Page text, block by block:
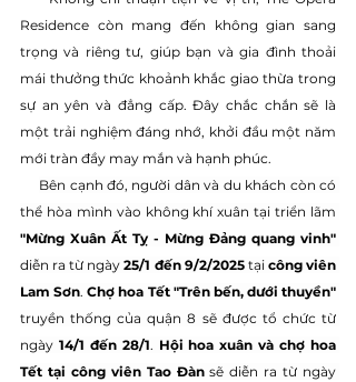
Residence còn mang đến không gian sang
trọng và riêng tư, giúp bạn và gia đình thoải
mái thưởng thức khoảnh khắc giao thừa trong
sự an yên và đẳng cấp. Đây chắc chắn sẽ là
một trải nghiệm đáng nhớ, khởi đầu một năm
mới tràn đầy may mắn và hạnh phúc.
Bên cạnh đó, người dân và du khách còn có
"Mừng Xuân Ất Tỵ - Mừng Đảng quang vinh"
diễn ra từ ngày 25/1 đến 9/2/2025 tại công viên
Lam Sơn.
truyền thống của quận 8 sẽ được tổ chức từ
ngày 14/1 đến 28/1. Hội hoa xuân và chợ hoa
Tết tại công viên Tao Đàn